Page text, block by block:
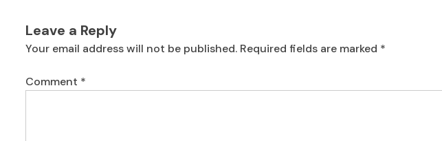
Leave a Reply
Your email address will not be published. Required fields are marked *
Comment *